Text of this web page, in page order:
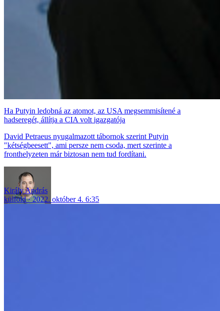
Ha Putyin ledobná az atomot, az USA megsemmisítené a
hadseregét, állítja a CIA volt igazgatója
David Petraeus nyugalmazott tábornok szerint Putyin
"kétségbeesett", ami persze nem csoda, mert szerinte a
fronthelyzeten már biztosan nem tud fordítani.
Király András
külföld
2022. október 4. 6:35